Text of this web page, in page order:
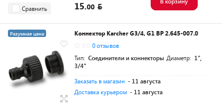
Сравнить 15.00
Разумная цена
Коннектор Karcher G3/4, G1 ВР 2.645-007.0
0 отзывов
Тип: Соединители и коннекторы Диаметр: 1",
3/4"
Заказать в магазин - 11 августа
Доставка курьером - 11 августа